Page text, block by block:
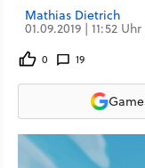
Mathias Dietrich
01.09.2019 | 11:52
0 19